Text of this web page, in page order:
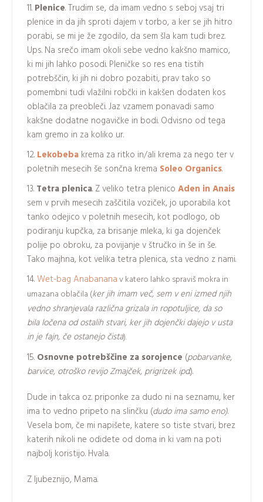
Plenice. Trudim se, da imam vedno s seboj vsaj tri
plenice in da jih sproti dajem v torbo, a ker se jih hitro
porabi, se mi je že zgodilo, da sem šla kam tudi brez.
Ups. Na srečo imam okoli sebe vedno kakšno mamico,
ki mi jih lahko posodi. Pleničke so res ena tistih
potrebščin, ki jih ni dobro pozabiti, prav tako so
pomembni tudi vlažilni robčki in kakšen dodaten kos
oblačila za preobleči. Jaz vzamem ponavadi samo
kakšne dodatne nogavičke in bodi. Odvisno od tega
kam gremo in za koliko ur.
Lekobeba krema za ritko in/ali krema za nego ter v
poletnih mesecih še sončna krema Soleo Organics.
Tetra plenica. Z veliko tetra plenico Aden in Anais
sem v prvih mesecih zaščitila voziček, jo uporabila kot
tanko odejico v poletnih mesecih, kot podlogo, ob
podiranju kupčka, za brisanje mleka, ki ga dojenček
polije po obroku, za povijanje v štručko in še in še.
Tako majhna, kot velika tetra plenica, sta vedno z nami.
Wet-bag Anabananav katero lahko spraviš mokra in
umazana oblačila (ker jih imam več, sem v eni izmed njih
vedno shranjevala različna grizala in ropotuljice, da so
bila ločena od ostalih stvari, ker jih dojenčki dajejo v usta
in je fajn, če ostanejo čista).
Osnovne potrebščine za sorojence (pobarvanke,
barvice, otroško revijo Zmajček, prigrizek ipd.).
Dude in takca oz. priponke za dudo ni na seznamu, ker
ima to vedno pripeto na slinčku (dudo ima samo eno).
Vesela bom, če mi napišete, katere so tiste stvari, brez
katerih nikoli ne odidete od doma in ki vam na poti
najbolj koristijo. Hvala.
Z ljubeznijo, Mama.